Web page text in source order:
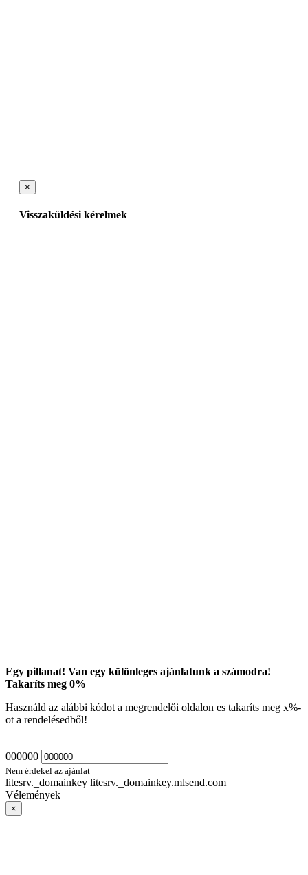
×
Visszaküldési kérelmek
Egy pillanat! Van egy különleges ajánlatunk a számodra!
Takaríts meg 0%
Használd az alábbi kódot a megrendelői oldalon es takaríts meg x%-
ot a rendelésedből!
000000
Nem érdekel az ajánlat
litesrv._domainkey litesrv._domainkey.mlsend.com
Vélemények
×